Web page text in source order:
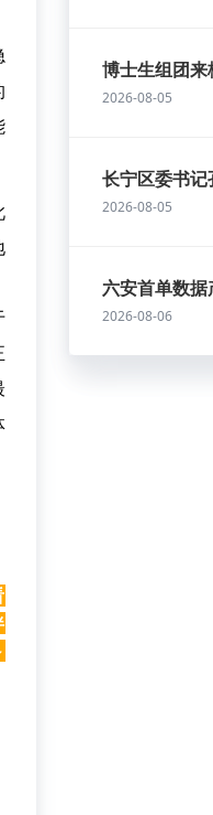
博士生组团来
2026-08-05
长宁区委书
2026-08-05
六安首单数
2026-08-06